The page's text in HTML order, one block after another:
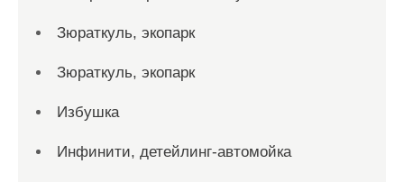
Зюраткуль, экопарк
Зюраткуль, экопарк
Избушка
Инфинити, детейлинг-автомойка